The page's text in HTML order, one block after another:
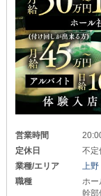
福利厚生が盛りだ
▷交通費支給
▷海外研修制度
▷退職金制度
▷独立支援制度
▷美味しいまかな
▷FC社長制度
▷会社負担の健康
▷奨学金返済サポ
他店様でここまで
現在、事業拡大に
業績絶好調の当グ
店長・幹部候補に
【月給60万円以上
そして
ホール正社員【月
ホールアルバイト
それぞれが業界で
業務拡大の予定も
スキルを磨き、実
きちんと『収入UP
スピード昇格・昇
今よりも倍以上の
営業時間
定休日
不定
業種/エリア
上野
職種
ホー
幹部